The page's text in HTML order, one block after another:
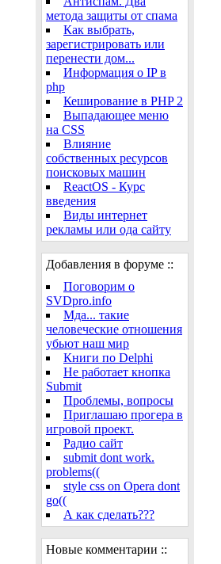
метода защиты от спама
Как выбрать,
зарегистрировать или
перенести дом...
Информация о IP в
php
Кеширование в PHP 2
Выпадающее меню
на CSS
Влияние
собственных ресурсов
поисковых машин
ReactOS - Курс
введения
Виды интернет
рекламы или ода сайту
Добавления в форуме ::
Поговорим о
SVDpro.info
Мда... такие
человеческие отношения
убьют наш мир
Книги по Delphi
Не работает кнопка
Submit
Проблемы, вопросы
Приглашаю прогера в
игровой проект.
Радио сайт
submit dont work.
problems((
style css on Opera dont
go((
А как сделать???
Новые комментарии ::